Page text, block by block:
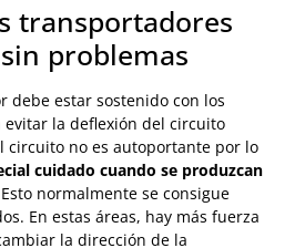
transportadores
problemas
debe estar sostenido con los
la deflexión del circuito
circuito no es autoportante por lo
cuidado cuando se produzcan
normalmente se consigue
En estas áreas, hay más fuerza
la dirección de la